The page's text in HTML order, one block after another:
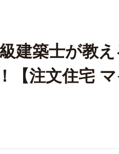
建築士が教
【注文住宅 マ